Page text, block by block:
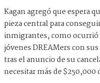
Kagan agregó que espera
pieza central para
inmigrantes, como ocurrió
jóvenes DREAMers con
tras el anuncio de su
necesitar más de